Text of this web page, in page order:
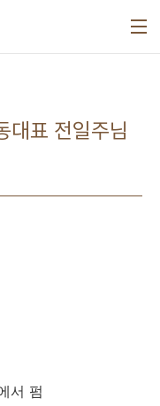
대표 전일주님
서 펌